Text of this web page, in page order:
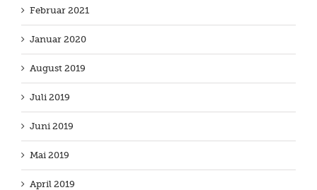
Februar 2021
Januar 2020
August 2019
Juli 2019
Juni 2019
Mai 2019
April 2019